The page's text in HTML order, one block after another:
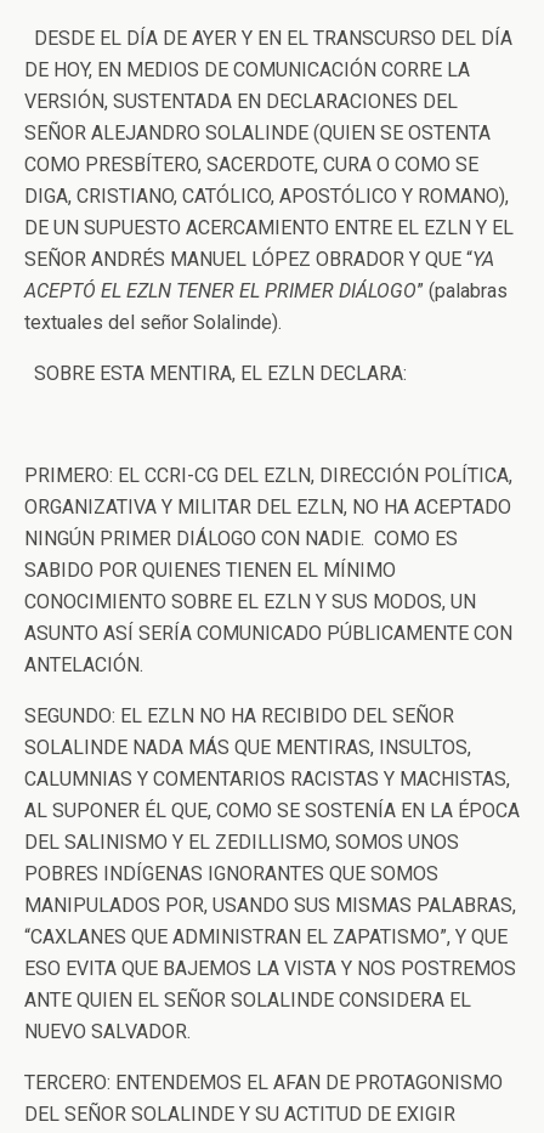
DESDE EL DÍA DE AYER Y EN EL TRANSCURSO DEL DÍA
DE HOY, EN MEDIOS DE COMUNICACIÓN CORRE LA
VERSIÓN, SUSTENTADA EN DECLARACIONES DEL
SEÑOR ALEJANDRO SOLALINDE (QUIEN SE OSTENTA
COMO PRESBÍTERO, SACERDOTE, CURA O COMO SE
DIGA, CRISTIANO, CATÓLICO, APOSTÓLICO Y ROMANO),
DE UN SUPUESTO ACERCAMIENTO ENTRE EL EZLN Y EL
SEÑOR ANDRÉS MANUEL LÓPEZ OBRADOR Y QUE “YA
ACEPTÓ EL EZLN TENER EL PRIMER DIÁLOGO” (palabras
textuales del señor Solalinde).
SOBRE ESTA MENTIRA, EL EZLN DECLARA:
PRIMERO: EL CCRI-CG DEL EZLN, DIRECCIÓN POLÍTICA,
ORGANIZATIVA Y MILITAR DEL EZLN, NO HA ACEPTADO
NINGÚN PRIMER DIÁLOGO CON NADIE. COMO ES
SABIDO POR QUIENES TIENEN EL MÍNIMO
CONOCIMIENTO SOBRE EL EZLN Y SUS MODOS, UN
ASUNTO ASÍ SERÍA COMUNICADO PÚBLICAMENTE CON
ANTELACIÓN.
SEGUNDO: EL EZLN NO HA RECIBIDO DEL SEÑOR
SOLALINDE NADA MÁS QUE MENTIRAS, INSULTOS,
CALUMNIAS Y COMENTARIOS RACISTAS Y MACHISTAS,
AL SUPONER ÉL QUE, COMO SE SOSTENÍA EN LA ÉPOCA
DEL SALINISMO Y EL ZEDILLISMO, SOMOS UNOS
POBRES INDÍGENAS IGNORANTES QUE SOMOS
MANIPULADOS POR, USANDO SUS MISMAS PALABRAS,
“CAXLANES QUE ADMINISTRAN EL ZAPATISMO”, Y QUE
ESO EVITA QUE BAJEMOS LA VISTA Y NOS POSTREMOS
ANTE QUIEN EL SEÑOR SOLALINDE CONSIDERA EL
NUEVO SALVADOR.
TERCERO: ENTENDEMOS EL AFAN DE PROTAGONISMO
DEL SEÑOR SOLALINDE Y SU ACTITUD DE EXIGIR